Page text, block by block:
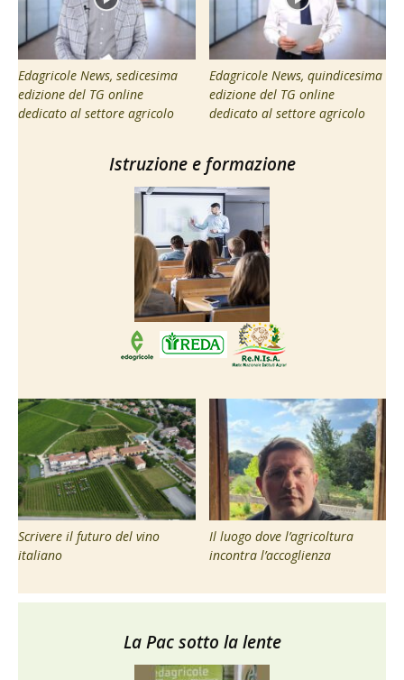
Edagricole News, sedicesima
edizione del TG online
dedicato al settore agricolo
Edagricole News, quindicesima
edizione del TG online
dedicato al settore agricolo
Istruzione e formazione
Scrivere il futuro del vino
italiano
Il luogo dove l’agricoltura
incontra l’accoglienza
La Pac sotto la lente